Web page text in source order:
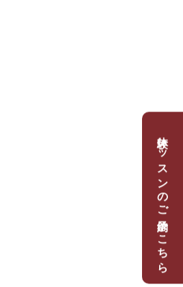
体験レッスンのご予約はこちら